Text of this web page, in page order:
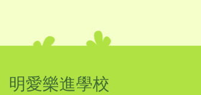
明愛樂進學校